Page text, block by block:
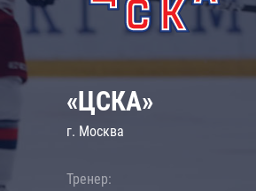
«ЦСКА»
г. Москва
Тренер: